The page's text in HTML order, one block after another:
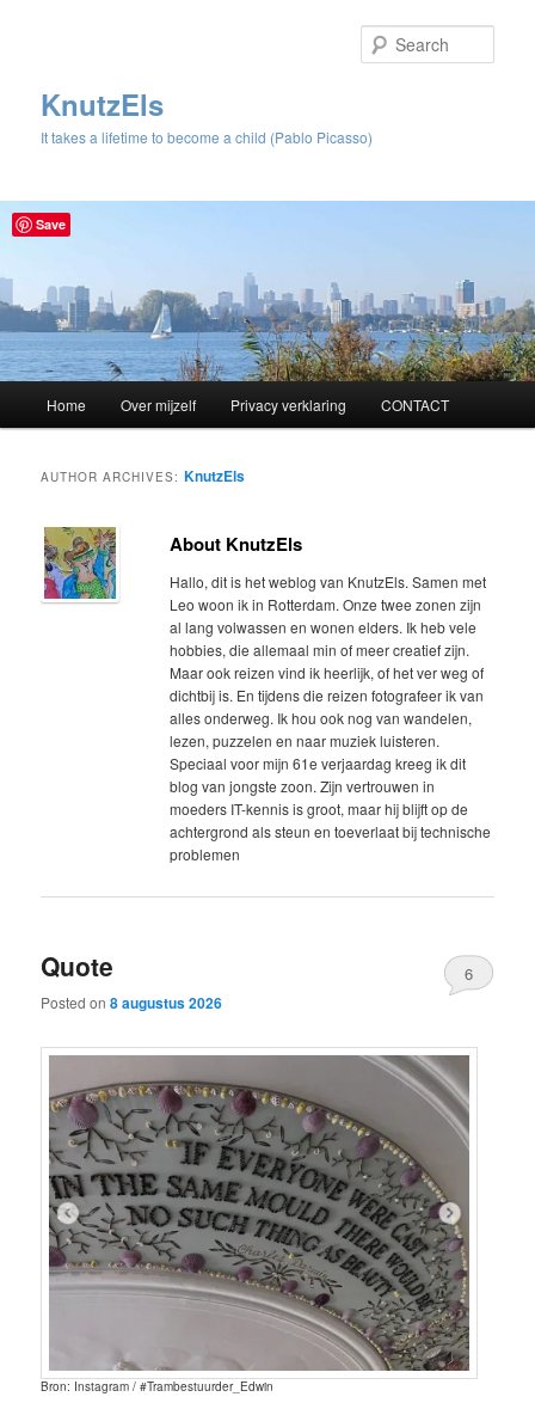
KnutzEls
It takes a lifetime to become a child (Pablo Picasso)
Skip
content
Skip
content
Home Over mijzelf Privacy verklaring CONTACT
AUTHOR ARCHIVES: KnutzEls
About KnutzEls
Hallo, dit is het weblog van KnutzEls. Samen met
Leo woon ik in Rotterdam. Onze twee zonen zijn
al lang volwassen en wonen elders. Ik heb vele
hobbies, die allemaal min of meer creatief zijn.
Maar ook reizen vind ik heerlijk, of het ver weg of
dichtbij is. En tijdens die reizen fotografeer ik van
alles onderweg. Ik hou ook nog van wandelen,
lezen, puzzelen en naar muziek luisteren.
Speciaal voor mijn 61e verjaardag kreeg ik dit
blog van jongste zoon. Zijn vertrouwen in
moeders IT-kennis is groot, maar hij blijft op de
achtergrond als steun en toeverlaat bij technische
problemen
Quote
Posted on8 augustus 2026
6
Bron: Instagram / #Trambestuurder_Edwin
Save